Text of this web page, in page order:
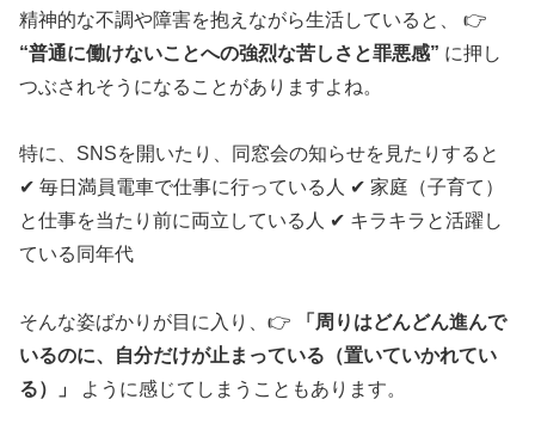
精神的な不調や障害を抱えながら生活していると、 👉
“普通に働けないことへの強烈な苦しさと罪悪感” に押し
つぶされそうになることがありますよね。
特に、SNSを開いたり、同窓会の知らせを見たりすると
✔ 毎日満員電車で仕事に行っている人 ✔ 家庭（子育て）
と仕事を当たり前に両立している人 ✔ キラキラと活躍し
ている同年代
そんな姿ばかりが目に入り、👉
「周りはどんどん進んで
いるのに、自分だけが止まっている（置いていかれてい
る）」
ように感じてしまうこともあります。